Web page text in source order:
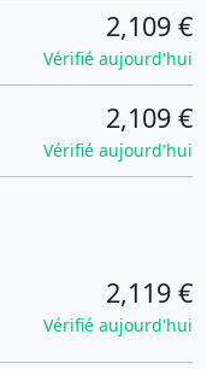
2,109 €
Vérifié aujourd'hui
2,109 €
Vérifié aujourd'hui
2,119 €
Vérifié aujourd'hui